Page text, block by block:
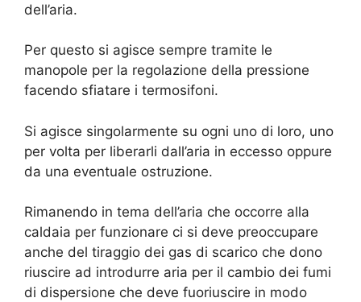
dell’aria.
Per questo si agisce sempre tramite le
manopole per la regolazione della pressione
facendo sfiatare i termosifoni.
Si agisce singolarmente su ogni uno di loro, uno
per volta per liberarli dall’aria in eccesso oppure
da una eventuale ostruzione.
Rimanendo in tema dell’aria che occorre alla
caldaia per funzionare ci si deve preoccupare
anche del tiraggio dei gas di scarico che dono
riuscire ad introdurre aria per il cambio dei fumi
di dispersione che deve fuoriuscire in modo